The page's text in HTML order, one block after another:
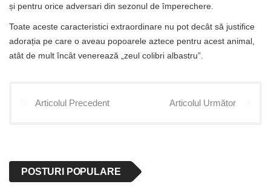
și pentru orice adversari din sezonul de împerechere.
Toate aceste caracteristici extraordinare nu pot decât să justifice
adorația pe care o aveau popoarele aztece pentru acest animal,
atât de mult încât venerează „zeul colibri albastru”.
Articolul Precedent Articolul Următor
POSTURI POPULARE